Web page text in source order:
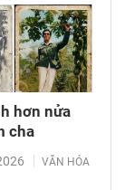
hơn nửa
cha
VĂN HÓA